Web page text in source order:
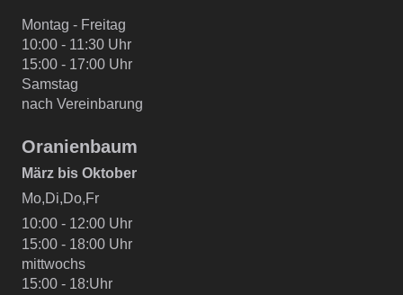
Montag - Freitag
10:00 - 11:30 Uhr
15:00 - 17:00 Uhr
Samstag
nach Vereinbarung
Oranienbaum
März bis Oktober
Mo,Di,Do,Fr
10:00 - 12:00 Uhr
15:00 - 18:00 Uhr
mittwochs
15:00 - 18:Uhr